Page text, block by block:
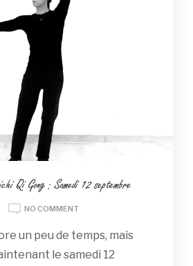
Qi Gong : Samedi 12 septembre
NO COMMENT
DÉCOUVERTE
QI
un peu de temps, mais
le samedi 12